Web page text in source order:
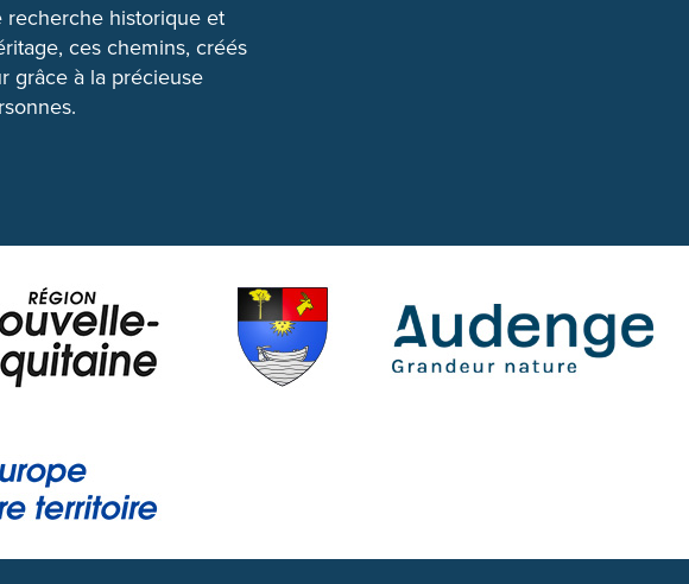
historique et
ces chemins, créés
grâce à la précieuse